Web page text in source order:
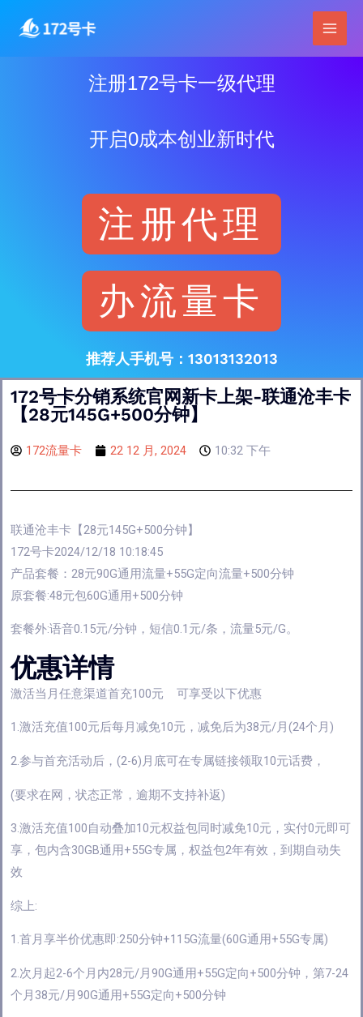
内
Main
注册172号卡一级代理
开启0成本创业新时代
注册代理
办流量卡
推荐人手机号：13013132013
172号卡分销系统官网新卡上架-联通沧丰卡
【28元145G+500分钟】
172流量卡 22 12 月, 2024 10:32 下午
联通沧丰卡【28元145G+500分钟】
172号卡2024/12/18 10:18:45
产品套餐：28元90G通用流量+55G定向流量+500分钟
原套餐:48元包60G通用+500分钟
套餐外:语音0.15元/分钟，短信0.1元/条，流量5元/G。
优惠详情
激活当月任意渠道首充100元 可享受以下优惠
1.激活充值100元后每月减免10元，减免后为38元/月(24个月)
2.参与首充活动后，(2-6)月底可在专属链接领取10元话费，
(要求在网，状态正常，逾期不支持补返)
3.激活充值100自动叠加10元权益包同时减免10元，实付0元即可
享，包内含30GB通用+55G专属，权益包2年有效，到期自动失
效
综上:
1.首月享半价优惠即:250分钟+115G流量(60G通用+55G专属)
2.次月起2-6个月内28元/月90G通用+55G定向+500分钟，第7-24
个月38元/月90G通用+55G定向+500分钟